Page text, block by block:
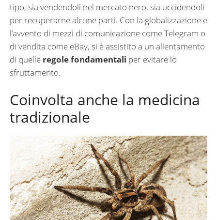
tipo, sia vendendoli nel mercato nero, sia uccidendoli
per recuperarne alcune parti. Con la globalizzazione e
l’avvento di mezzi di comunicazione come Telegram o
di vendita come eBay, si è assistito a un allentamento
di quelle regole fondamentali per evitare lo
sfruttamento.
Coinvolta anche la medicina
tradizionale